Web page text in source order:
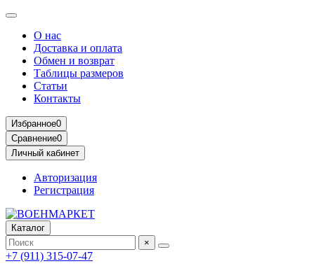
О нас
Доставка и оплата
Обмен и возврат
Таблицы размеров
Статьи
Контакты
Избранное0
Сравнение0
Личный кабинет
Авторизация
Регистрация
Каталог
×
+7 (911) 315-07-47